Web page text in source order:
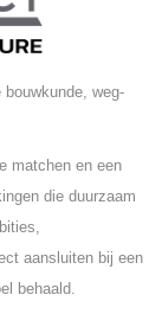
weg-
matchen en een
die duurzaam
aansluiten bij een
behaald.